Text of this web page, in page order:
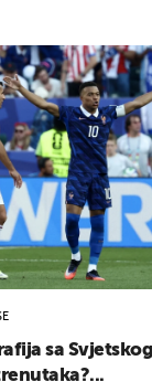
sa